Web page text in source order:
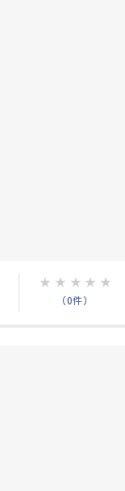
★ ★ ★ ★ ★
（0件）